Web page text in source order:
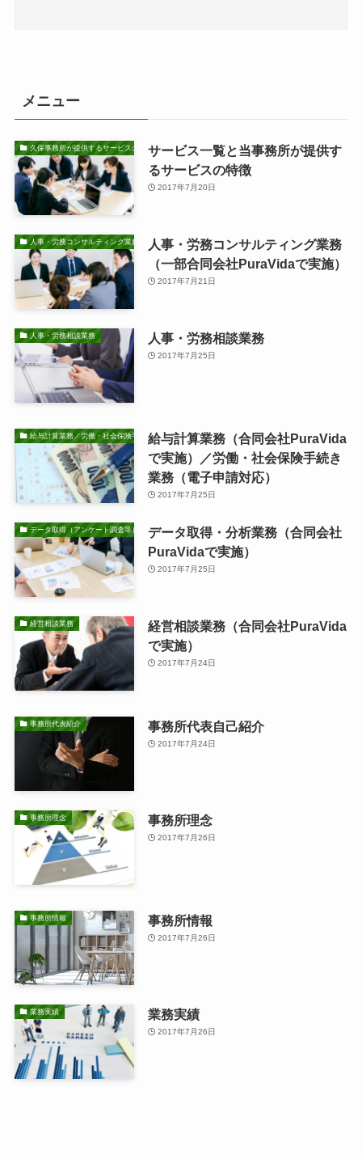
メニュー
久保事務所が提供するサービスの特徴サービス一覧と当事務所が提供す
るサービスの特徴
2017年7月20日
人事・労務コンサルティング業務
人事・労務コンサルティング業務
（一部合同会社PuraVidaで実施）
2017年7月21日
人事・労務相談業務 人事・労務相談業務
2017年7月25日
給与計算業務／労働・社会保険手続き業務給与計算業務（合同会社PuraVida
で実施）／労働・社会保険手続き
業務（電子申請対応）
2017年7月25日
データ取得（アンケート調査等）・分析業務データ取得・分析業務（合同会社
PuraVidaで実施）
2017年7月25日
経営相談業務
経営相談業務（合同会社PuraVida
で実施）
2017年7月24日
事務所代表紹介 事務所代表自己紹介
2017年7月24日
事務所理念 事務所理念
2017年7月26日
事務所情報 事務所情報
2017年7月26日
業務実績 業務実績
2017年7月26日